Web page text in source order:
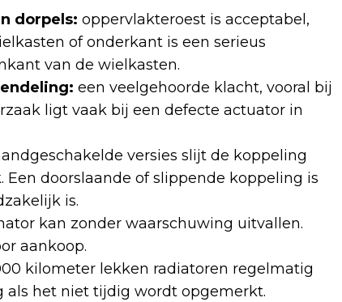
dorpels: oppervlakteroest is acceptabel,
of onderkant is een serieus
van de wielkasten.
een veelgehoorde klacht, vooral bij
ligt vaak bij een defecte actuator in
versies slijt de koppeling
doorslaande of slippende koppeling is
is.
kan zonder waarschuwing uitvallen.
aankoop.
kilometer lekken radiatoren regelmatig
het niet tijdig wordt opgemerkt.